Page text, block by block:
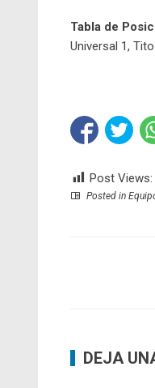
Tabla de
Universal 1,
Post Views:
Posted in
DEJA